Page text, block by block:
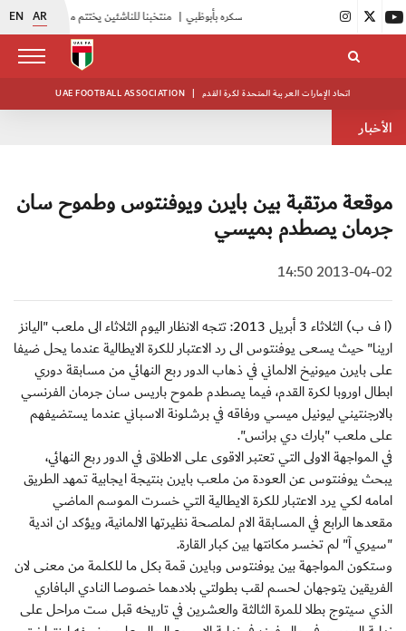
EN AR منتخبنا للناشئين يختتم معسكره الخارجي في صربيا |
UAE FOOTBALL ASSOCIATION | اتحاد الإمارات العربية المتحدة لكرة القدم
الأخبار
موقعة مرتقبة بين بايرن ويوفنتوس وطموح سان
جرمان يصطدم بميسي
2013-04-02 14:50
(ا ف ب) الثلاثاء 3 أبريل 2013: تتجه الانظار اليوم الثلاثاء الى ملعب "اليانز
ارينا" حيث يسعى يوفنتوس الى رد الاعتبار للكرة الايطالية عندما يحل ضيفا
على بايرن ميونيخ الالماني في ذهاب الدور ربع النهائي من مسابقة دوري
ابطال اوروبا لكرة القدم، فيما يصطدم طموح باريس سان جرمان الفرنسي
بالارجنتيني ليونيل ميسي ورفاقه في برشلونة الاسباني عندما يستضيفهم
على ملعب "بارك دي برانس".
في المواجهة الاولى التي تعتبر الاقوى على الاطلاق في الدور ربع النهائي،
يبحث يوفنتوس عن العودة من ملعب بايرن بنتيجة ايجابية تمهد الطريق
امامه لكي يرد الاعتبار للكرة الايطالية التي خسرت الموسم الماضي
مقعدها الرابع في المسابقة الام لملصحة نظيرتها الالمانية، ويؤكد ان اندية
"سيري آ" لم تخسر مكانتها بين كبار القارة.
وستكون المواجهة بين يوفنتوس وبايرن قمة بكل ما للكلمة من معنى لان
الفريقين يتوجهان لحسم لقب بطولتي بلادهما خصوصا النادي البافاري
الذي سيتوج بطلا للمرة الثالثة والعشرين في تاريخه قبل ست مراحل على